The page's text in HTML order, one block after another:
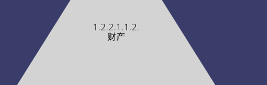
1.2.2.1.1.2.
财产